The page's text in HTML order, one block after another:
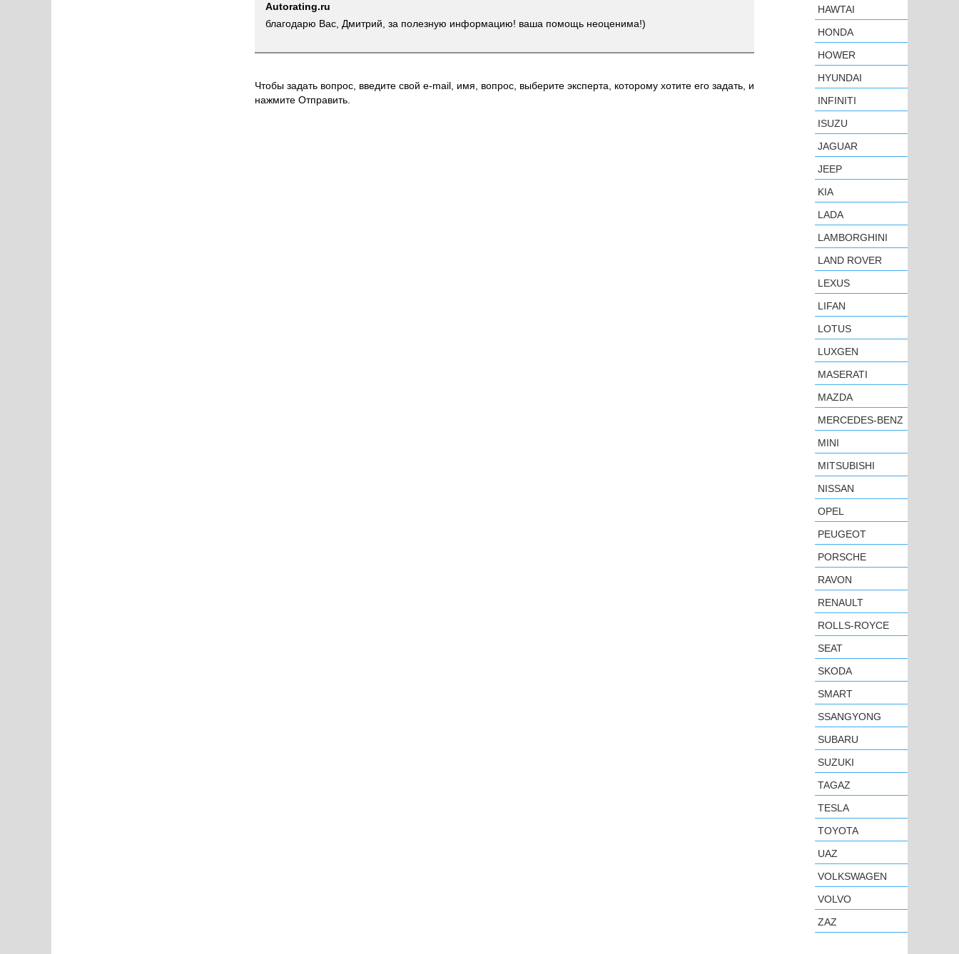
Autorating.ru
благодарю Вас, Дмитрий, за полезную информацию! ваша помощь неоценима!)
Чтобы задать вопрос, введите свой e-mail, имя, вопрос, выберите эксперта, которому хотите его задать, и
нажмите Отправить.
HAWTAI
HONDA
HOWER
HYUNDAI
INFINITI
ISUZU
JAGUAR
JEEP
KIA
LADA
LAMBORGHINI
LAND ROVER
LEXUS
LIFAN
LOTUS
LUXGEN
MASERATI
MAZDA
MERCEDES-BENZ
MINI
MITSUBISHI
NISSAN
OPEL
PEUGEOT
PORSCHE
RAVON
RENAULT
ROLLS-ROYCE
SEAT
SKODA
SMART
SSANGYONG
SUBARU
SUZUKI
TAGAZ
TESLA
TOYOTA
UAZ
VOLKSWAGEN
VOLVO
ZAZ